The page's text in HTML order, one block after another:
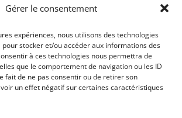
Gérer le consentement
expériences, nous utilisons des technologies
pour stocker et/ou accéder aux informations des
à ces technologies nous permettra de
que le comportement de navigation ou les ID
fait de ne pas consentir ou de retirer son
un effet négatif sur certaines caractéristiques
mon nom, mon e-mail
dans le navigateur pour
commentaire.